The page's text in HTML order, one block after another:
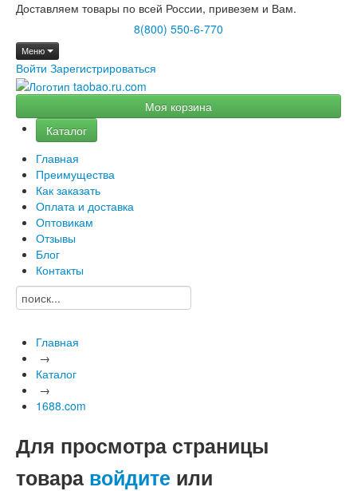
Доставляем товары по всей России, привезем и Вам.
8(800) 550-6-770
Меню
Войти Зарегистрироваться
Моя корзина
Каталог
Главная
Преимущества
Как заказать
Оплата и доставка
Оптовикам
Отзывы
Блог
Контакты
Главная
→
Каталог
→
1688.com
Для просмотра страницы
товара войдите или